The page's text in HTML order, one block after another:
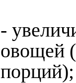
-
овощей
порций);